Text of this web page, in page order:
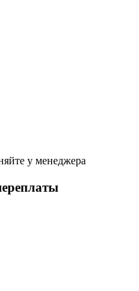
у менеджера